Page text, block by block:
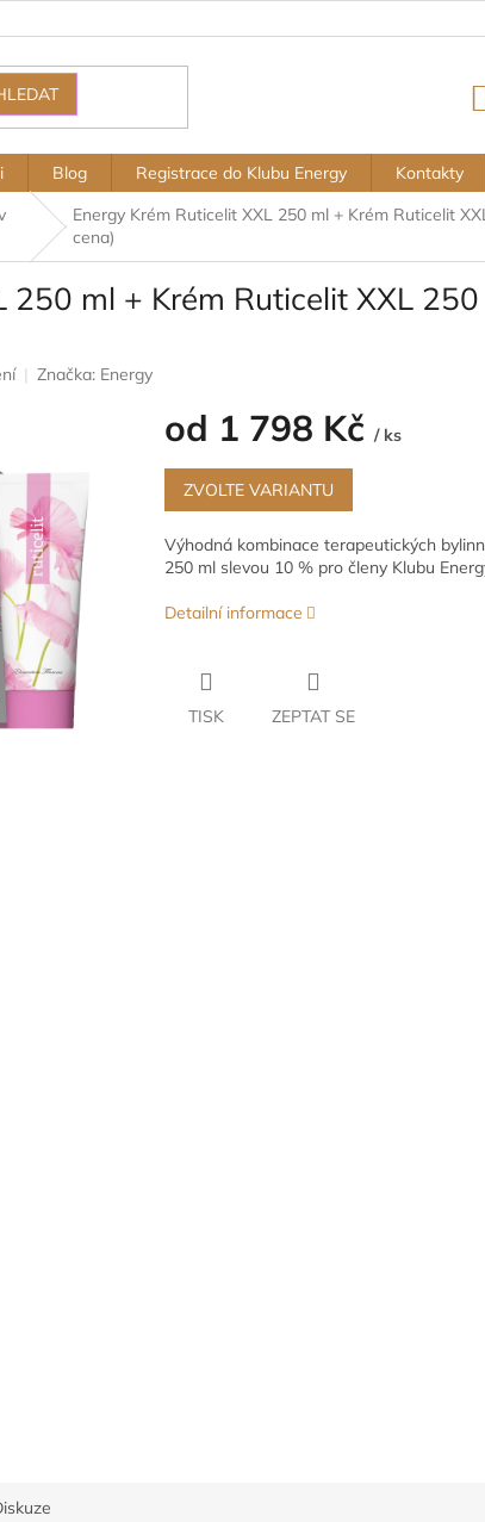
Blog Registrace do Klubu Energy Kontakty
Energy Krém Ruticelit XXL 250 ml + Krém Ruticelit
cena)
250 ml + Krém Ruticelit XXL
Značka: Energy
od 1 798 Kč / ks
Měrná
cena:
ZVOLTE VARIANTU
Výhodná kombinace terapeutických
250 ml slevou 10 % pro členy Klubu
Detailní informace
TISK ZEPTAT SE